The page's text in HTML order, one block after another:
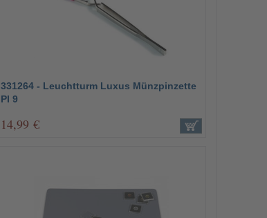
331264 - Leuchtturm Luxus Münzpinzette
PI 9
14,99 €